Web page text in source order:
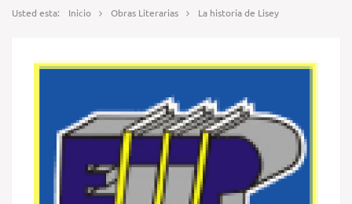
Usted esta: Inicio Obras Literarias La historia de Lisey